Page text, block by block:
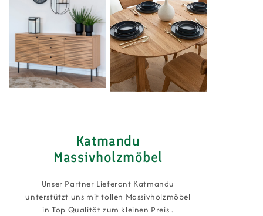
Katmandu
Massivholzmöbel
Unser Partner Lieferant Katmandu
unterstützt uns mit tollen Massivholzmöbel
in Top Qualität zum kleinen Preis .